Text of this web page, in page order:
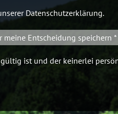
Datenschutzerklärung.
meine Entscheidung speichern *
ist und der keinerlei